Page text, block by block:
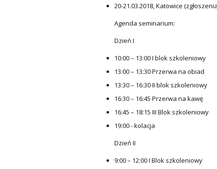
20-21.03.2018, Katowice
Agenda seminarium:
Dzień I
10:00 – 13:00 I blok szkoleniowy
13:00 – 13:30 Przerwa na obiad
13:30 – 16:30 II blok szkoleniowy
16:30 – 16:45 Przerwa na kawę
16:45 – 18:15 III Blok szkoleniowy
19:00 - kolacja
Dzień II
9:00 – 12:00 I Blok szkoleniowy